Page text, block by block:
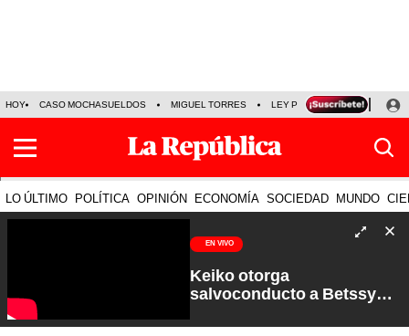
HOY CASO MOCHASUELDOS MIGUEL TORRES LEY PULPÍN PRECIO DEL
LO ÚLTIMO POLÍTICA OPINIÓN ECONOMÍA SOCIEDAD MUNDO
EN VIVO
Keiko otorga
salvoconducto a Betssy
Petroperú | Sin Guion con